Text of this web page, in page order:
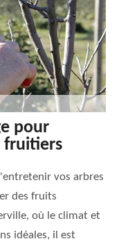
pour
fruitiers
vos arbres
des fruits
où le climat et
idéales, il est